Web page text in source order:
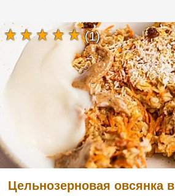
Цельнозерновая овсянка
(1)